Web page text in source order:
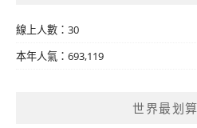
線上人數：30
本年人氣：693,119
世界最划